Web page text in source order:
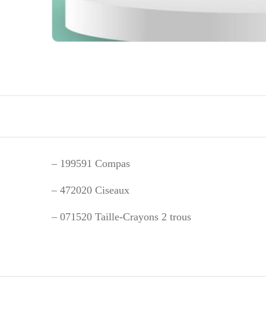
– 199591 Compas
– 472020 Ciseaux
– 071520 Taille-Crayons 2 trous